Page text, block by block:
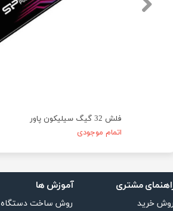
فلش 32 گیگ سیلیکون پاور
اتمام موجودی
مشتری
خرید
آموزش ها
روش ساخت دستگاه